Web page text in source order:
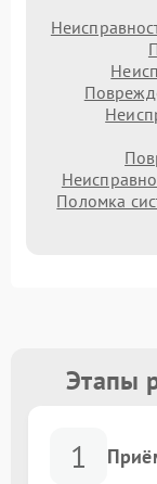
Поломка
Этапы
1